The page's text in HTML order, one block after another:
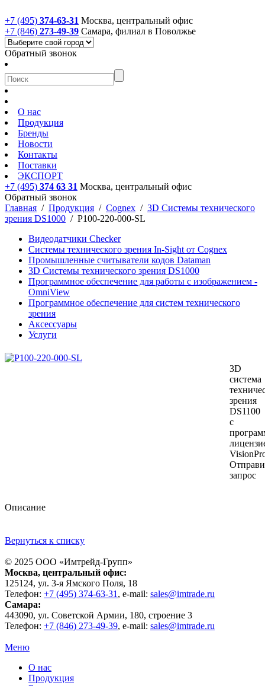
+7 (495) 374-63-31 Москва, центральный офис
+7 (846) 273-49-39 Самара, филиал в Поволжье
Обратный звонок
О нас
Продукция
Бренды
Новости
Контакты
Поставки
ЭКСПОРТ
+7 (495) 374 63 31 Москва, центральный офис
Обратный звонок
Главная / Продукция / Cognex / 3D Системы технического
зрения DS1000 / P100-220-000-SL
Видеодатчики Checker
Системы технического зрения In-Sight от Cognex
Промышленные считыватели кодов Dataman
3D Системы технического зрения DS1000
Программное обеспечение для работы с изображением -
OmniView
Программное обеспечение для систем технического
зрения
Аксессуары
Услуги
3D
система
зрения
DS1100
с
запрос
Описание
Вернуться к списку
© 2025 ООО «Имтрейд-Групп»
Москва, центральный офис:
125124, ул. 3-я Ямского Поля, 18
Телефон: +7 (495) 374-63-31, e-mail: sales@imtrade.ru
Самара:
443090, ул. Советской Армии, 180, строение 3
Телефон: +7 (846) 273-49-39, e-mail: sales@imtrade.ru
Меню
О нас
Продукция